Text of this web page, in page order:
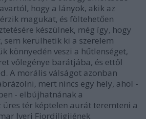
hogy a lányok, akik az
magukat, és föltehetően
készülnek, még így, hogy
sem kerülhetik ki a szerelem
könnyedén veszi a hűtlenséget,
vőlegénye barátjába, és ettől
A morális válságot azonban
mert nincs egy hely, ahol -
- elbújhatnának a
üres tér képtelen aurát teremteni a
Iveri Fiordiligijének